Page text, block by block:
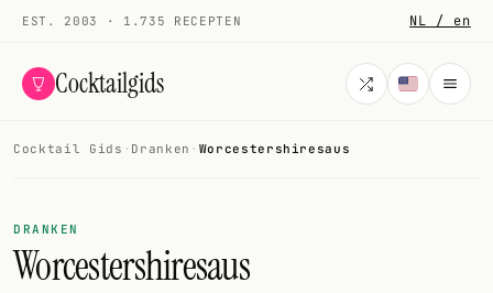
EST. 2003 · 1.735 RECEPTEN NL / en
Cocktailgids
Alle cocktails
Cocktail Gids · Dranken · Worcestershiresaus
DRANKEN
Worcestershiresaus